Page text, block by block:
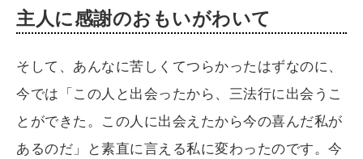
主人に感謝のおもいがわいて
そして、あんなに苦しくてつらかったはずなのに、
今では「この人と出会ったから、三法行に出会うこ
とができた。この人に出会えたから今の喜んだ私が
あるのだ」と素直に言える私に変わったのです。今